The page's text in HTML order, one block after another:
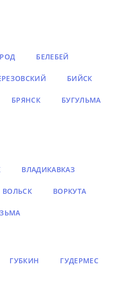
БЕЛЕБЕЙ
БИЙСК
БРЯНСК БУГУЛЬМА
ВЛАДИКАВКАЗ
ВОЛЬСК ВОРКУТА
ГУБКИН ГУДЕРМЕС